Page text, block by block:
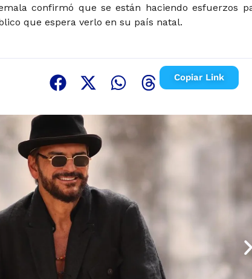
confirmó que se están haciendo esfuerzos
que espera verlo en su país natal.
Copiar Link